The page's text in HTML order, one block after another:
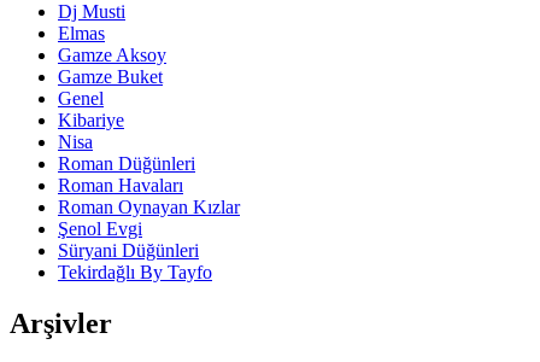
Dj Musti
Elmas
Gamze Aksoy
Gamze Buket
Genel
Kibariye
Nisa
Roman Düğünleri
Roman Havaları
Roman Oynayan Kızlar
Şenol Evgi
Süryani Düğünleri
Tekirdağlı By Tayfo
Arşivler